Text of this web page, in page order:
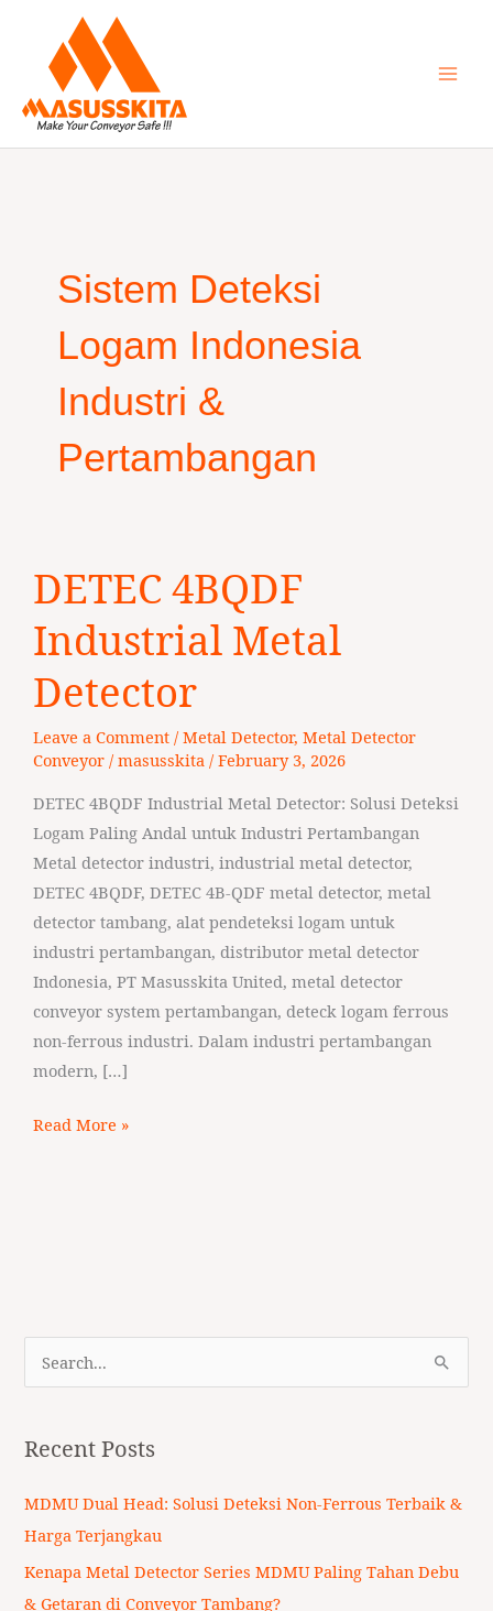
content
Sistem Deteksi
Logam Indonesia
Industri &
Pertambangan
DETEC 4BQDF
Industrial Metal
Detector
Leave a Comment / Metal Detector, Metal Detector
Conveyor/ masusskita / February 3, 2026
DETEC 4BQDF Industrial Metal Detector: Solusi Deteksi
Logam Paling Andal untuk Industri Pertambangan
Metal detector industri, industrial metal detector,
DETEC 4BQDF, DETEC 4B-QDF metal detector, metal
detector tambang, alat pendeteksi logam untuk
industri pertambangan, distributor metal detector
Indonesia, PT Masusskita United, metal detector
conveyor system pertambangan, deteck logam ferrous
non-ferrous industri. Dalam industri pertambangan
modern, […]
4BQDF
Metal
Read More »
r
c
h
Recent Posts
MDMU Dual Head: Solusi Deteksi Non-Ferrous Terbaik &
Harga Terjangkau
Kenapa Metal Detector Series MDMU Paling Tahan Debu
& Getaran di Conveyor Tambang?